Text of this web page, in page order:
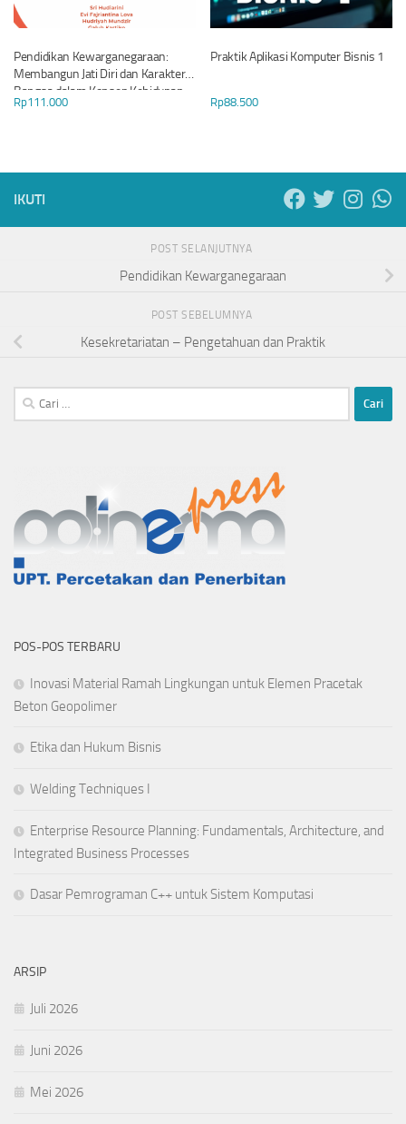
Pendidikan Kewarganegaraan:
Membangun Jati Diri dan Karakter
Bangsa dalam Konsep Kehidupan
Bernegara
Rp111.000
Praktik Aplikasi Komputer Bisnis 1
Rp88.500
IKUTI
POST SELANJUTNYA
Pendidikan Kewarganegaraan
POST SEBELUMNYA
Kesekretariatan – Pengetahuan dan Praktik
Cari
untuk:
POS-POS TERBARU
Inovasi Material Ramah Lingkungan untuk Elemen Pracetak
Beton Geopolimer
Etika dan Hukum Bisnis
Welding Techniques I
Enterprise Resource Planning: Fundamentals, Architecture, and
Integrated Business Processes
Dasar Pemrograman C++ untuk Sistem Komputasi
ARSIP
Juli 2026
Juni 2026
Mei 2026